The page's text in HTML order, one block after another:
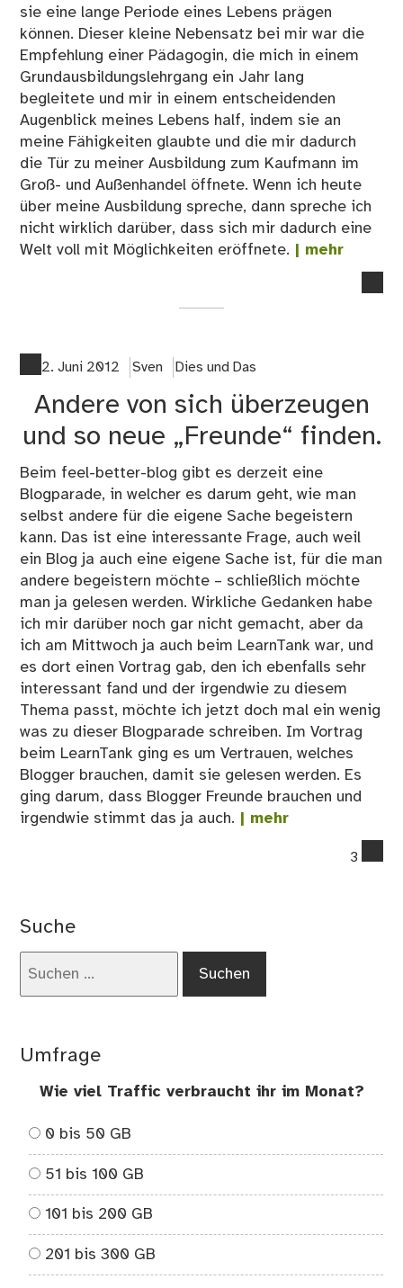
sie eine lange Periode eines Lebens prägen
können. Dieser kleine Nebensatz bei mir war die
Empfehlung einer Pädagogin, die mich in einem
Grundausbildungslehrgang ein Jahr lang
begleitete und mir in einem entscheidenden
Augenblick meines Lebens half, indem sie an
meine Fähigkeiten glaubte und die mir dadurch
die Tür zu meiner Ausbildung zum Kaufmann im
Groß- und Außenhandel öffnete. Wenn ich heute
über meine Ausbildung spreche, dann spreche ich
nicht wirklich darüber, dass sich mir dadurch eine
Welt voll mit Möglichkeiten eröffnete. | mehr
2. Juni 2012 Sven Dies und Das
Andere von sich überzeugen
und so neue „Freunde“ finden.
Beim feel-better-blog gibt es derzeit eine
Blogparade, in welcher es darum geht, wie man
selbst andere für die eigene Sache begeistern
kann. Das ist eine interessante Frage, auch weil
ein Blog ja auch eine eigene Sache ist, für die man
andere begeistern möchte – schließlich möchte
man ja gelesen werden. Wirkliche Gedanken habe
ich mir darüber noch gar nicht gemacht, aber da
ich am Mittwoch ja auch beim LearnTank war, und
es dort einen Vortrag gab, den ich ebenfalls sehr
interessant fand und der irgendwie zu diesem
Thema passt, möchte ich jetzt doch mal ein wenig
was zu dieser Blogparade schreiben. Im Vortrag
beim LearnTank ging es um Vertrauen, welches
Blogger brauchen, damit sie gelesen werden. Es
ging darum, dass Blogger Freunde brauchen und
irgendwie stimmt das ja auch. | mehr
3
Suche
Umfrage
Wie viel Traffic verbraucht ihr im Monat?
0 bis 50 GB
51 bis 100 GB
101 bis 200 GB
201 bis 300 GB